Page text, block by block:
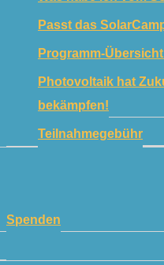
Passt das
Programm-
Photovoltaik hat
bekämpfen!
Teilnahmegebühr
Spenden